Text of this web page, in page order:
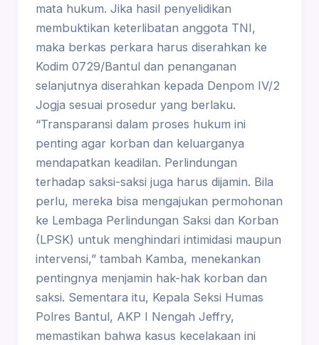
mata hukum. Jika hasil penyelidikan
membuktikan keterlibatan anggota TNI,
maka berkas perkara harus diserahkan ke
Kodim 0729/Bantul dan penanganan
selanjutnya diserahkan kepada Denpom IV/2
Jogja sesuai prosedur yang berlaku.
“Transparansi dalam proses hukum ini
penting agar korban dan keluarganya
mendapatkan keadilan. Perlindungan
terhadap saksi-saksi juga harus dijamin. Bila
perlu, mereka bisa mengajukan permohonan
ke Lembaga Perlindungan Saksi dan Korban
(LPSK) untuk menghindari intimidasi maupun
intervensi,” tambah Kamba, menekankan
pentingnya menjamin hak-hak korban dan
saksi. Sementara itu, Kepala Seksi Humas
Polres Bantul, AKP I Nengah Jeffry,
memastikan bahwa kasus kecelakaan ini